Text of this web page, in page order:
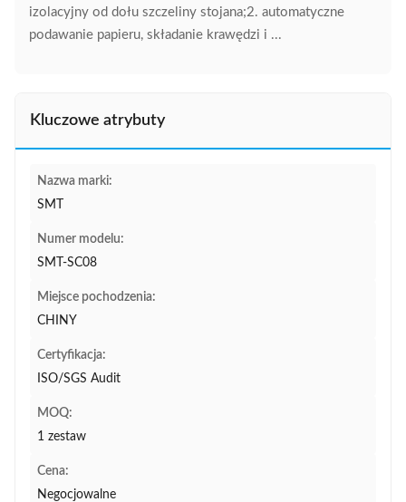
izolacyjny od dołu szczeliny stojana;2. automatyczne
podawanie papieru, składanie krawędzi i ...
Kluczowe atrybuty
Nazwa marki:
SMT
Numer modelu:
SMT-SC08
Miejsce pochodzenia:
CHINY
Certyfikacja:
ISO/SGS Audit
MOQ:
1 zestaw
Cena:
Negocjowalne